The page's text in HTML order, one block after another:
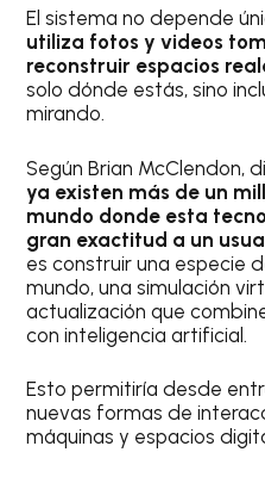
El sistema no depende
utiliza fotos y videos
reconstruir espacios
solo dónde estás, sino
mirando.
Según Brian McClendon,
ya existen más de un
mundo donde esta
gran exactitud a un
es construir una especie
mundo, una simulación
actualización que
con inteligencia artificial.
Esto permitiría desde
nuevas formas de
máquinas y espacios